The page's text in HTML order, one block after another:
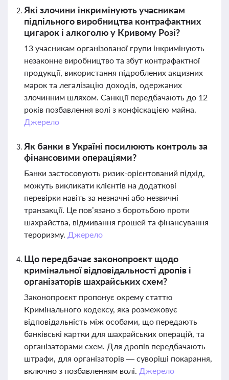
Які злочини інкримінують учасникам
підпільного виробництва контрафактних
цигарок і алкоголю у Кривому Розі?
13 учасникам організованої групи інкримінують
незаконне виробництво та збут контрафактної
продукції, використання підроблених акцизних
марок та легалізацію доходів, одержаних
злочинним шляхом. Санкції передбачають до 12
років позбавлення волі з конфіскацією майна.
Джерело
Як банки в Україні посилюють контроль за
фінансовими операціями?
Банки застосовують ризик-орієнтований підхід,
можуть викликати клієнтів на додаткові
перевірки навіть за незначні або незвичні
транзакції. Це пов’язано з боротьбою проти
шахрайства, відмивання грошей та фінансування
тероризму. Джерело
Що передбачає законопроєкт щодо
кримінальної відповідальності дропів і
організаторів шахрайських схем?
Законопроєкт пропонує окрему статтю
Кримінального кодексу, яка розмежовує
відповідальність між особами, що передають
банківські картки для шахрайських операцій, та
організаторами схем. Для дропів передбачають
штрафи, для організаторів — суворіші покарання,
включно з позбавленням волі. Джерело